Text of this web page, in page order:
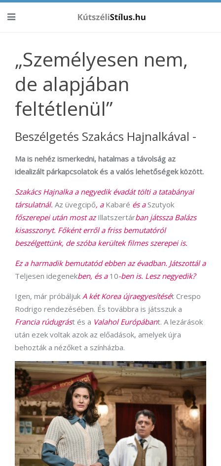
„Személyesen nem,
de alapjában
feltétlenül”
Beszélgetés Szakács Hajnalkával -
Ma is nehéz ismerkedni, hatalmas a távolság az
idealizált párkapcsolatok és a valós lehetőségek között.
Szakács Hajnalka a negyedik évadát tölti a tatabányai
társulatnál. Az üvegcipő, a Kabaré és aSzutyok
főszerepei után most azIllatszertárban játssza Balázs
kisasszonyt. Főként erről a friss bemutatóról
beszélgettünk, de szóba kerültek filmes szerepei is.
Ez a harmadik bemutatód ebben az évadban. Játszottál a
Teljesen idegenekben, és a 10-ben is. Lesz negyedik?
Igen, már próbáljuk A két Korea újraegyesítését Crespo
Rodrigo rendezésében. És továbbra is játsszuk a
Francia rúdugrást és a Valahol Európábant. A lezárások
után ezek voltak azok az előadások, amelyek újra
behozták a nézőket a színházba.